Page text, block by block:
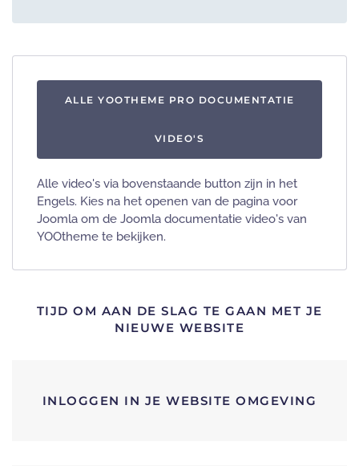
ALLE YOOTHEME PRO DOCUMENTATIE
VIDEO'S
Alle video's via bovenstaande button zijn in het
Engels. Kies na het openen van de pagina voor
Joomla om de Joomla documentatie video's van
YOOtheme te bekijken.
TIJD OM AAN DE SLAG TE GAAN MET JE
NIEUWE WEBSITE
INLOGGEN IN JE WEBSITE OMGEVING